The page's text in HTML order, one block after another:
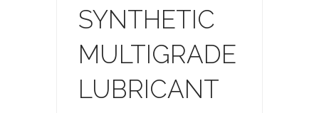
SYNTHETIC
MULTIGRADE
LUBRICANT